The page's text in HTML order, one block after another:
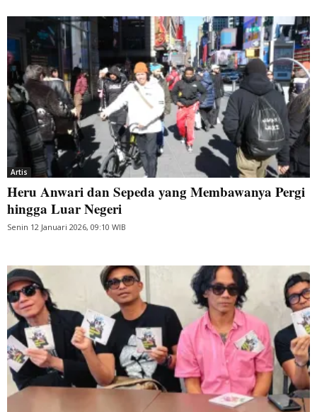
Artis
Heru Anwari dan Sepeda yang Membawanya Pergi
hingga Luar Negeri
Senin 12 Januari 2026, 09:10 WIB